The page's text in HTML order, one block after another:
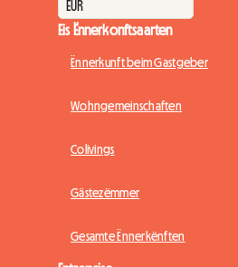
Eis Ënnerkonftsaarten
Ënnerkunft beim Gastgeber
Wohngemeinschaften
Colivings
Gästezëmmer
Gesamte Ënnerkënften